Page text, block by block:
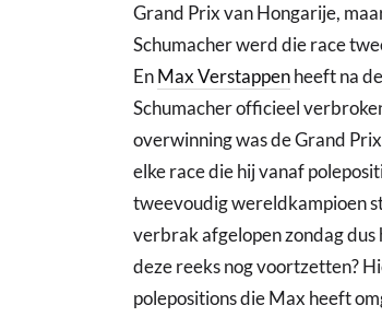
Grand Prix van Hongarije,
Schumacher werd die race
EnMax Verstappenheeft na
Schumacher officieel
overwinning was de Grand
elke race die hij vanaf
tweevoudig wereldkampioen
verbrak afgelopen zondag
deze reeks nog voortzetten?
polepositions die Max heeft